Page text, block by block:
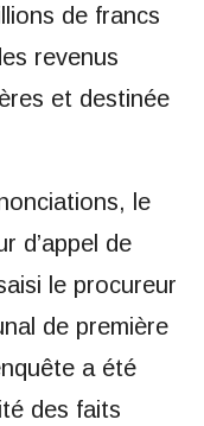
de francs
revenus
et destinée
le
d’appel de
le procureur
de première
a été
des faits